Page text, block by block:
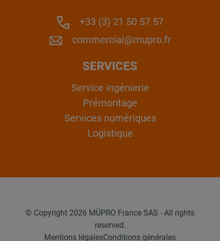
+33 (3) 21 50 57 57
commercial@mupro.fr
SERVICES
Service ingénierie
Prémontage
Services numériques
Logistique
© Copyright 2026 MÜPRO France SAS - All rights
reserved.
Mentions légalesConditions générales